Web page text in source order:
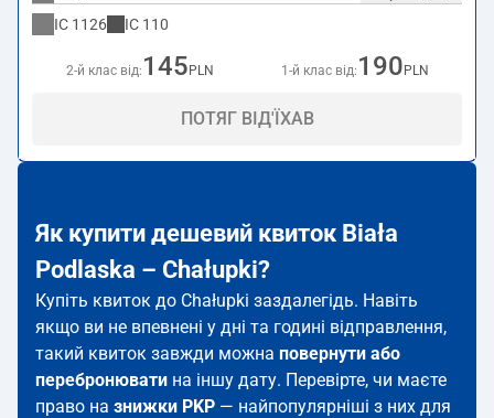
IC 1126 IC 110
2-й клас від: 145 PLN 1-й клас від: 190 PLN
ПОТЯГ ВІД'ЇХАВ
Як купити дешевий квиток Biała
Podlaska – Chałupki?
Купіть квиток до Chałupki заздалегідь. Навіть
якщо ви не впевнені у дні та годині відправлення,
такий квиток завжди можна повернути або
перебронювати на іншу дату. Перевірте, чи маєте
право на знижки PKP — найпопулярніші з них для